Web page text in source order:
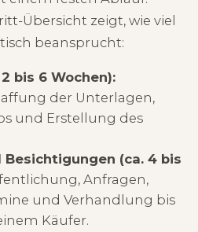
Übersicht zeigt, wie viel
beansprucht:
bis 6 Wochen):
der Unterlagen,
und Erstellung des
(ca. 4 bis
Anfragen,
und Verhandlung bis
Käufer.